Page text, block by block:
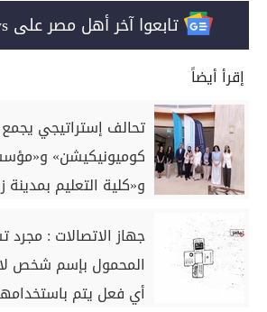
تابعوا آخر أهل مصر على Google News
إقرأ أيضاً
تحالف إستراتيجي يجمع
كوميونيكيشن»
و«كلية التعليم بمدينة
جهاز الاتصالات :
المحمول بإسم شخص
أي فعل يتم